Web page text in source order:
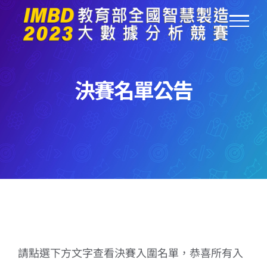
Skip
content
決賽名單公告
請點選下方文字查看決賽入圍名單，恭喜所有入